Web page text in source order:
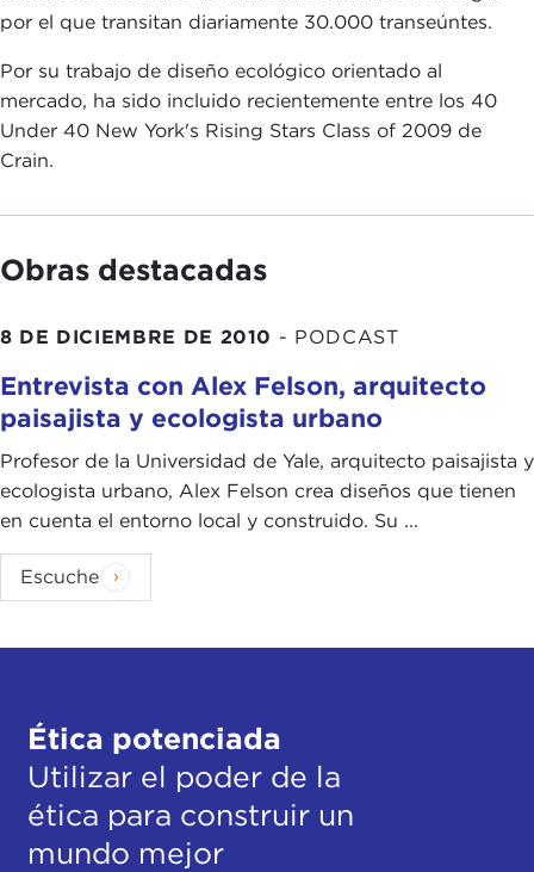
por el que transitan diariamente 30.000 transeúntes.
Por su trabajo de diseño ecológico orientado al
mercado, ha sido incluido recientemente entre los 40
Under 40 New York's Rising Stars Class of 2009 de
Crain.
Obras destacadas
8 DE DICIEMBRE DE 2010 - PODCAST
Entrevista con Alex Felson, arquitecto
paisajista y ecologista urbano
Profesor de la Universidad de Yale, arquitecto paisajista y
ecologista urbano, Alex Felson crea diseños que tienen
en cuenta el entorno local y construido. Su ...
Escuche
Ética potenciada
Utilizar el poder de la
ética para construir un
mundo mejor